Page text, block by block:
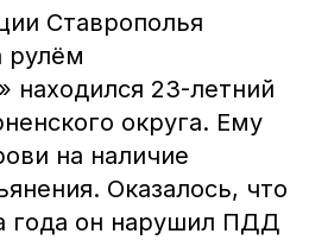
Ставрополья
рулём
находился 23-летний
округа. Ему
на наличие
Оказалось, что
года он нарушил ПДД